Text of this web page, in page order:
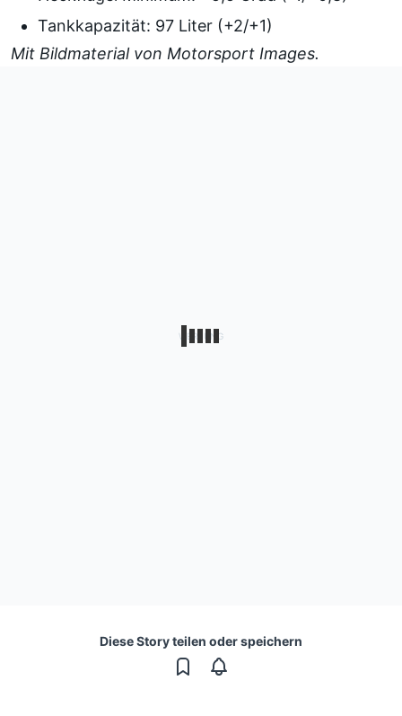
Tankkapazität: 97 Liter (+2/+1)
Mit Bildmaterial von Motorsport Images.
Diese Story teilen oder speichern